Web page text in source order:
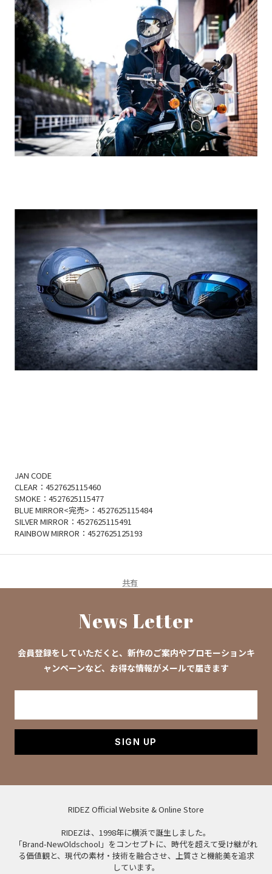
JAN CODE
CLEAR：4527625115460
SMOKE：4527625115477
BLUE MIRROR<完売>：4527625115484
SILVER MIRROR：4527625115491
RAINBOW MIRROR：4527625125193
共有
News Letter
会員登録をしていただくと、新作のご案内やプロモーションキ
ャンペーンなど、お得な情報がメールで届きます
SIGN UP
RIDEZ Official Website & Online Store
RIDEZは、1998年に横浜で誕生しました。
「Brand-NewOldschool」をコンセプトに、時代を超えて受け継がれ
る価値観と、現代の素材・技術を融合させ、上質さと機能美を追求
しています。